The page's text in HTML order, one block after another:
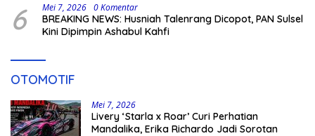
6 Mei 7, 2026 0 Komentar
BREAKING NEWS: Husniah Talenrang Dicopot, PAN Sulsel
Kini Dipimpin Ashabul Kahfi
OTOMOTIF
Mei 7, 2026
Livery ‘Starla x Roar’ Curi Perhatian
Mandalika, Erika Richardo Jadi Sorotan